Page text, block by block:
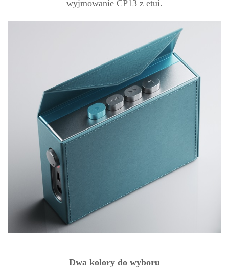
wyjmowanie CP13 z etui.
Dwa kolory do wyboru